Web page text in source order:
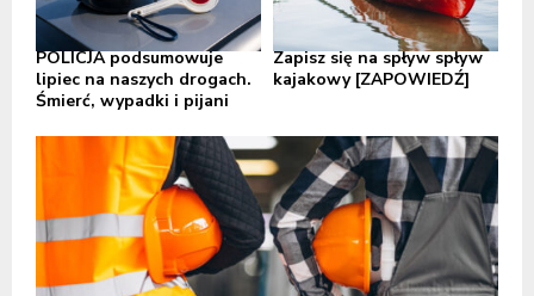
POLICJA podsumowuje
lipiec na naszych drogach.
Śmierć, wypadki i pijani
Zapisz się na spływ spływ
kajakowy [ZAPOWIEDŹ]